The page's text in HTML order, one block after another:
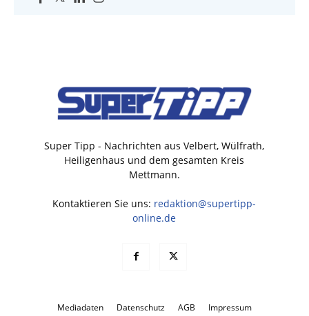
Super Tipp - Nachrichten aus Velbert, Wülfrath,
Heiligenhaus und dem gesamten Kreis
Mettmann.
Kontaktieren Sie uns: redaktion@supertipp-
online.de
Mediadaten Datenschutz AGB Impressum